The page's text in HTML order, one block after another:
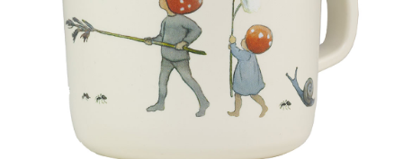
Tarvikkeet
Varaosat
Kampanjat
Lahjavinkkejä